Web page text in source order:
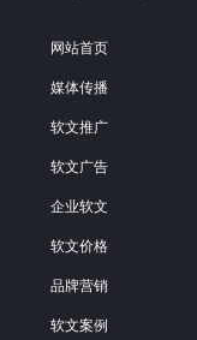
网站首页
媒体传播
软文推广
软文广告
企业软文
软文价格
品牌营销
软文案例